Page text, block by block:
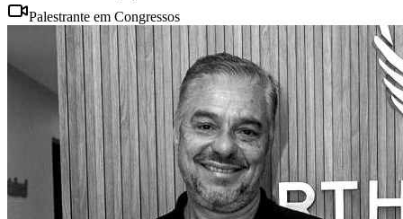
Palestrante em Congressos